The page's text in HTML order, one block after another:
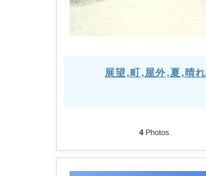
展望,町,屋外,夏,晴れ
4Photos